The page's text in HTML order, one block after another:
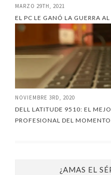
MARZO 29TH, 2021
EL PC LE GANÓ LA GUERRA
NOVIEMBRE 3RD, 2020
DELL LATITUDE 9510: EL
PROFESIONAL DEL MOMENTO
¿AMAS EL